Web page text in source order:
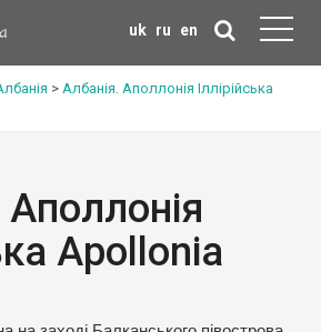
uk ru en
> Албанія. Аполлонія Іллірійська
Apollonia